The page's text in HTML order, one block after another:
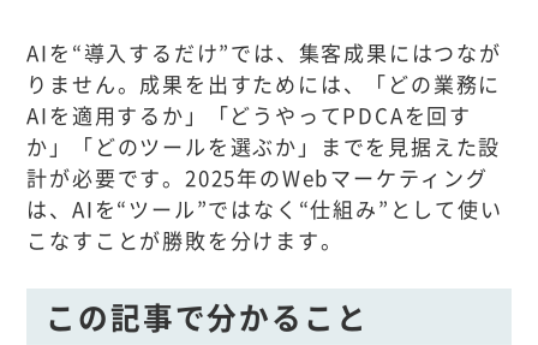
AIを“導入するだけ”では、集客成果にはつなが
りません。成果を出すためには、「どの業務に
AIを適用するか」「どうやってPDCAを回す
か」「どのツールを選ぶか」までを見据えた設
計が必要です。2025年のWebマーケティング
は、AIを“ツール”ではなく“仕組み”として使い
こなすことが勝敗を分けます。
この記事で分かること